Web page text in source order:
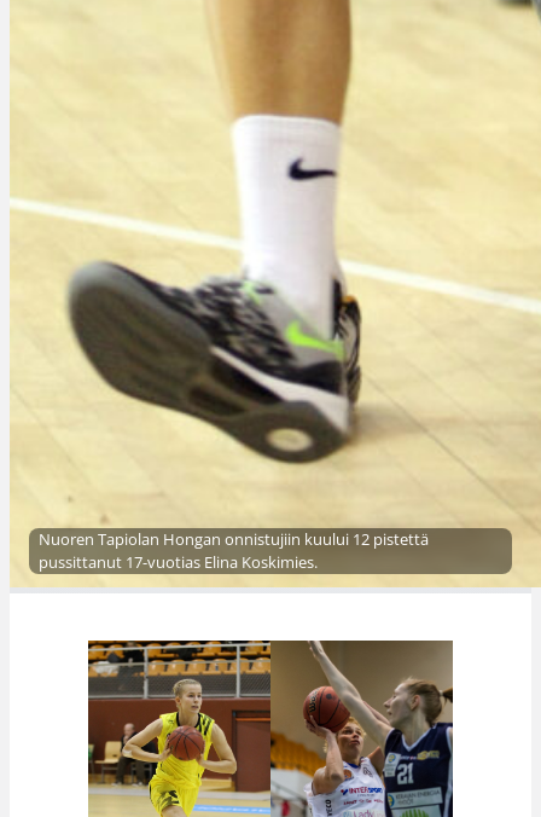
Nuoren Tapiolan Hongan onnistujiin kuului 12 pistettä
pussittanut 17-vuotias Elina Koskimies.